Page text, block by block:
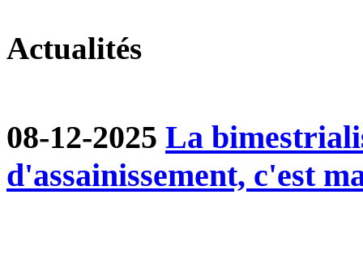
Actualités
08-12-2025 La
d'assainissement, c'est